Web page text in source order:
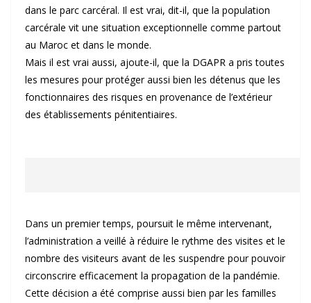
dans le parc carcéral. Il est vrai, dit-il, que la population
carcérale vit une situation exceptionnelle comme partout
au Maroc et dans le monde.
Mais il est vrai aussi, ajoute-il, que la DGAPR a pris toutes
les mesures pour protéger aussi bien les détenus que les
fonctionnaires des risques en provenance de l’extérieur
des établissements pénitentiaires.
Dans un premier temps, poursuit le même intervenant,
l’administration a veillé à réduire le rythme des visites et le
nombre des visiteurs avant de les suspendre pour pouvoir
circonscrire efficacement la propagation de la pandémie.
Cette décision a été comprise aussi bien par les familles